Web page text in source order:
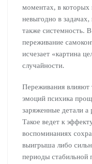
моментах, в которых
невыгодно в
также системность. В
переживание
исчезает «картина
случайности.
Переживания
эмоций психика
заряженные детали
Такое ведет к
воспоминаниях
выигрыша либо
периоды стабильной